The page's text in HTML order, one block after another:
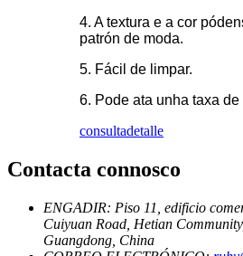
4. A textura e a cor
patrón de moda.
5. Fácil de limpar.
6. Pode ata unha taxa de
consultadetalle
Contacta connosco
ENGADIR: Piso 11, edificio
Cuiyuan Road, Hetian
Guangdong, China